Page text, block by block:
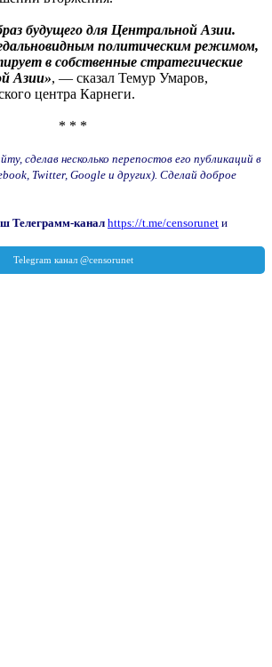
будущего для Центральной Азии.
политическим режимом,
в собственные стратегические
Азии», — сказал Темур Умаров,
центра Карнеги.
* * *
сделав несколько перепостов его публикаций в
Twitter, Google и других). Сделай доброе
Телеграмм-канал https://t.me/censorunet и